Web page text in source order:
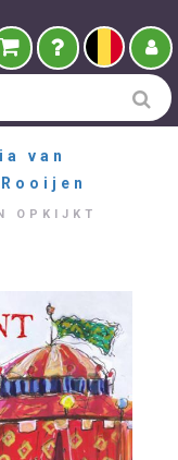
van
OPKIJKT